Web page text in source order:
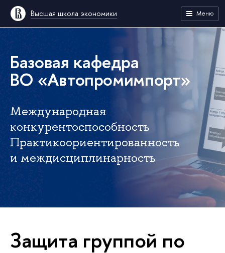
Высшая школа экономики Меню
Базовая кафедра
ВО «Автопромимпорт»
Международная
конкурентоспособность
Практикоориентированность
и междисциплинарность
Защита группой по